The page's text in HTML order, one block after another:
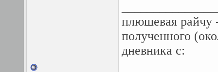
плюшевая райчу
полученного
дневника с: